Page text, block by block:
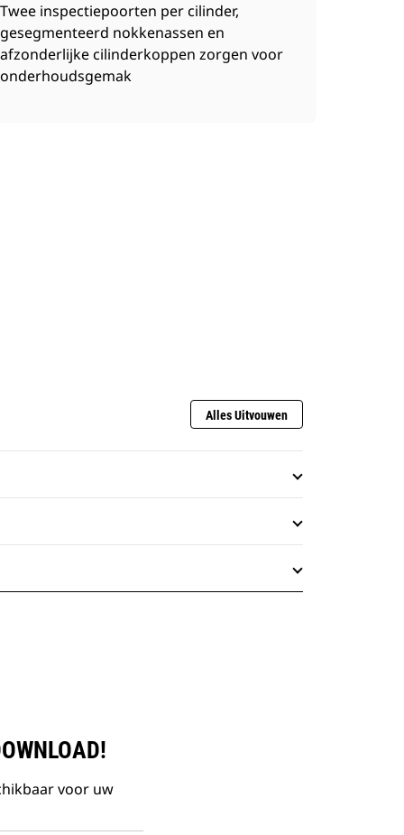
Twee inspectiepoorten per cilinder,
gesegmenteerd nokkenassen en
afzonderlijke cilinderkoppen zorgen voor
onderhoudsgemak
Alles Uitvouwen
voor uw